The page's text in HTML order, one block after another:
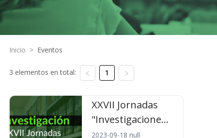
Inicio > Eventos
3 elementos en total: 1
XXVII Jornadas
"Investigacione...
2023-09-18 null